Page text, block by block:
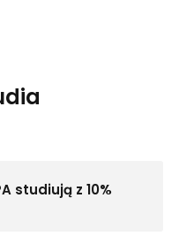
studiują z 10%